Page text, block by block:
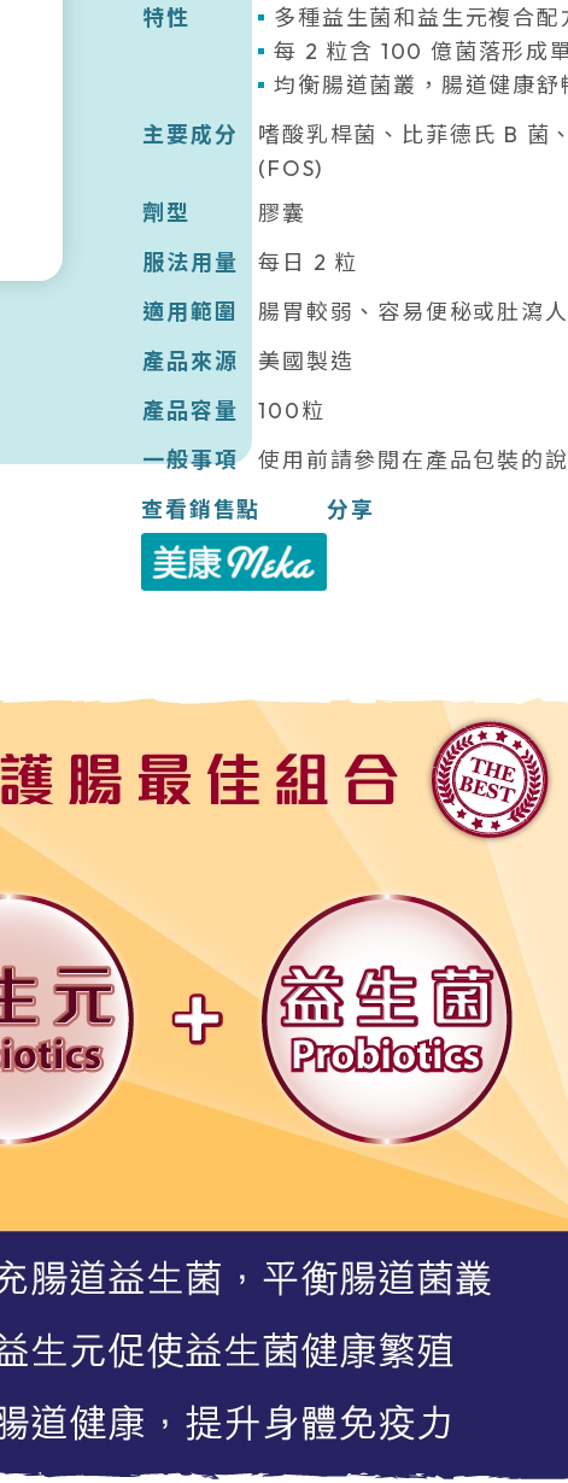
特性
多種益生菌和益生元複合配
每 2 粒含 100 億菌落形成
均衡腸道菌叢，腸道健康舒
主要成分
嗜酸乳桿菌、比菲德氏 B 菌
(FOS)
劑型 膠囊
服法用量 每日 2 粒
適用範圍 腸胃較弱、容易便秘或肚瀉
產品來源 美國製造
產品容量 100粒
一般事項
使用前請參閱在產品包裝的
查看銷售點
分享